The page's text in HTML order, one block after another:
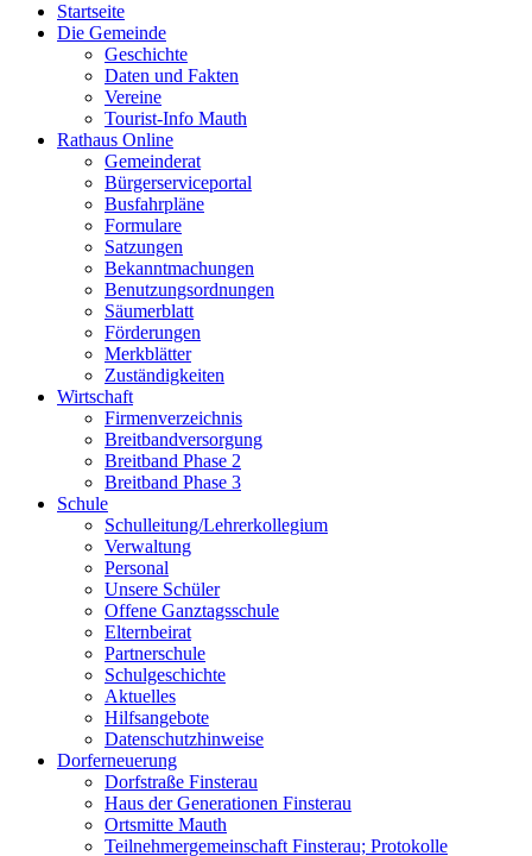
Startseite
Die Gemeinde
Geschichte
Daten und Fakten
Vereine
Tourist-Info Mauth
Rathaus Online
Gemeinderat
Bürgerserviceportal
Busfahrpläne
Formulare
Satzungen
Bekanntmachungen
Benutzungsordnungen
Säumerblatt
Förderungen
Merkblätter
Zuständigkeiten
Wirtschaft
Firmenverzeichnis
Breitbandversorgung
Breitband Phase 2
Breitband Phase 3
Schule
Schulleitung/Lehrerkollegium
Verwaltung
Personal
Unsere Schüler
Offene Ganztagsschule
Elternbeirat
Partnerschule
Schulgeschichte
Aktuelles
Hilfsangebote
Datenschutzhinweise
Dorferneuerung
Dorfstraße Finsterau
Haus der Generationen Finsterau
Ortsmitte Mauth
Teilnehmergemeinschaft Finsterau; Protokolle